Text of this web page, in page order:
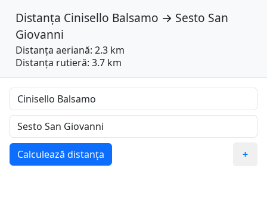
Distanța Cinisello Balsamo → Sesto San
Giovanni
Distanța aeriană: 2.3 km
Distanța rutieră: 3.7 km
Calculează distanța +